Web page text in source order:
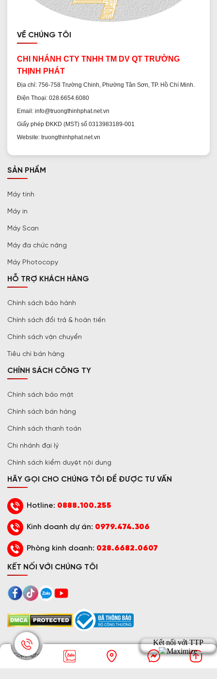
VỀ CHÚNG TÔI
CHI NHÁNH CTY TNHH TM DV QT TRƯỜNG
THỊNH PHÁT
Địa chỉ: 756-758 Trường Chinh, Phường Tân Sơn, TP. Hồ Chí Minh.
Điện Thoại: 028.6654.6080
Email: info@truongthinhphat.net.vn
Giấy phép ĐKKD (MST) số 0313983189-001
Website: truongthinhphat.net.vn
SẢN PHẨM
Máy tính
Máy in
Máy Scan
Máy đa chức năng
Máy Photocopy
HỖ TRỢ KHÁCH HÀNG
Chính sách bảo hành
Chính sách đổi trả & hoàn tiền
Chính sách vận chuyển
Tiêu chí bán hàng
CHÍNH SÁCH CÔNG TY
Chính sách bảo mật
Chính sách bán hàng
Chính sách thanh toán
Chi nhánh đại lý
Chính sách kiểm duyệt nội dung
HÃY GỌI CHO CHÚNG TÔI ĐỂ ĐƯỢC TƯ VẤN
Hotline: 0888.100.255
Kinh doanh dự án: 0979.474.306
Phòng kinh doanh: 028.6682.0607
KẾT NỐI VỚI CHÚNG TÔI
© Copyright 2016 - 2026 TRƯỜNG THỊNH PHÁT